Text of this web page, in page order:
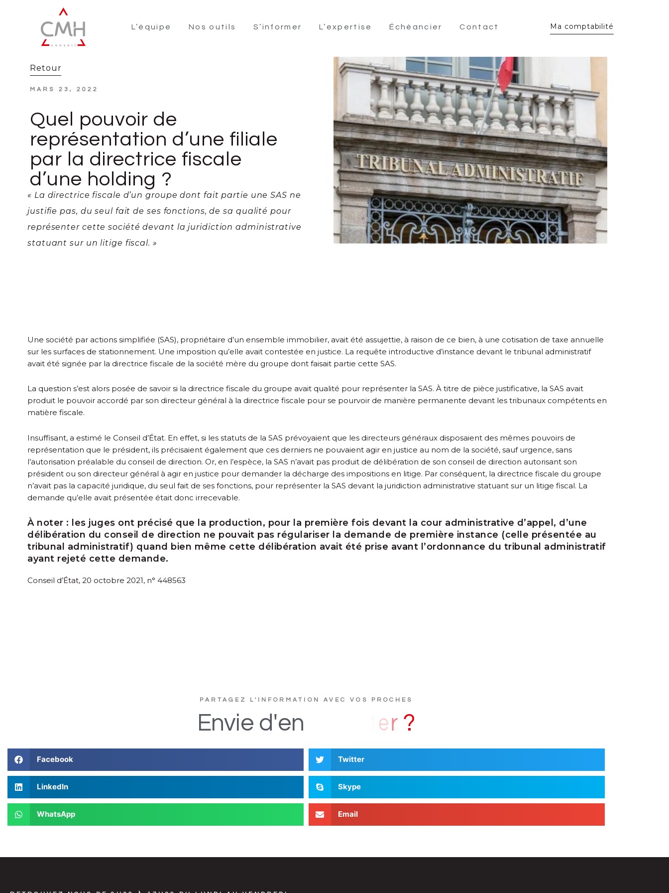
L’équipe Nos outils S’informer L’expertise Échéancier Contact Ma comptabilité
Retour
MARS 23, 2022
Quel pouvoir de
représentation d’une filiale
par la directrice fiscale
d’une holding ?
« La directrice fiscale d’un groupe dont fait partie une SAS ne
justifie pas, du seul fait de ses fonctions, de sa qualité pour
représenter cette société devant la juridiction administrative
statuant sur un litige fiscal. »
Une société par actions simplifiée (SAS), propriétaire d’un ensemble immobilier, avait été assujettie, à raison de ce bien, à une cotisation de taxe annuelle
sur les surfaces de stationnement. Une imposition qu’elle avait contestée en justice. La requête introductive d’instance devant le tribunal administratif
avait été signée par la directrice fiscale de la société mère du groupe dont faisait partie cette SAS.
La question s’est alors posée de savoir si la directrice fiscale du groupe avait qualité pour représenter la SAS. À titre de pièce justificative, la SAS avait
produit le pouvoir accordé par son directeur général à la directrice fiscale pour se pourvoir de manière permanente devant les tribunaux compétents en
matière fiscale.
Insuffisant, a estimé le Conseil d’État. En effet, si les statuts de la SAS prévoyaient que les directeurs généraux disposaient des mêmes pouvoirs de
représentation que le président, ils précisaient également que ces derniers ne pouvaient agir en justice au nom de la société, sauf urgence, sans
l’autorisation préalable du conseil de direction. Or, en l’espèce, la SAS n’avait pas produit de délibération de son conseil de direction autorisant son
président ou son directeur général à agir en justice pour demander la décharge des impositions en litige. Par conséquent, la directrice fiscale du groupe
n’avait pas la capacité juridique, du seul fait de ses fonctions, pour représenter la SAS devant la juridiction administrative statuant sur un litige fiscal. La
demande qu’elle avait présentée était donc irrecevable.
À noter : les juges ont précisé que la production, pour la première fois devant la cour administrative d’appel, d’une
délibération du conseil de direction ne pouvait pas régulariser la demande de première instance (celle présentée au
tribunal administratif) quand bien même cette délibération avait été prise avant l’ordonnance du tribunal administratif
ayant rejeté cette demande.
Conseil d’État, 20 octobre 2021, n° 448563
PARTAGEZ L'INFORMATION AVEC VOS PROCHES
Envie d'en
Facebook Twitter
LinkedIn Skype
WhatsApp Email